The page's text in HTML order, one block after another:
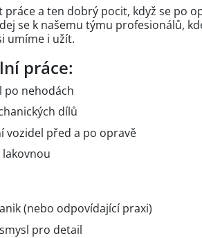
a ten dobrý pocit, když se po
se k našemu týmu profesionálů,
umíme i užít.
práce:
po nehodách
dílů
vozidel před a po opravě
(nebo odpovídající praxi)
pro detail